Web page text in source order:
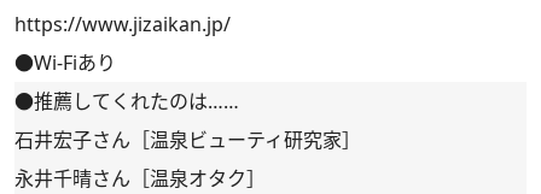
https://www.jizaikan.jp/
●Wi-Fiあり
●推薦してくれたのは……
石井宏子さん［温泉ビューティ研究家］
永井千晴さん［温泉オタク］